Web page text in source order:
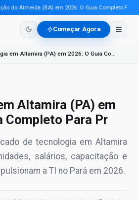
do Almeida (BA) em 2026: O Guia Completo Para
Começar Agora
Tecnologia em Altamira (PA) em 2026: O Guia Completo Para Pr
Altamira (PA) em
Completo Para Pr
de tecnologia em Altamira
salários, capacitação e
a TI no Pará em 2026.